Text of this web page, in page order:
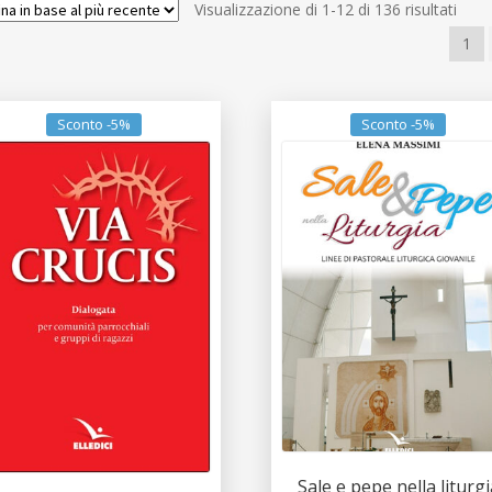
Visualizzazione di 1-12 di 136 risultatiOrdina
in
base
1
Sconto -5% Sconto -5%
Sale e pepe nella